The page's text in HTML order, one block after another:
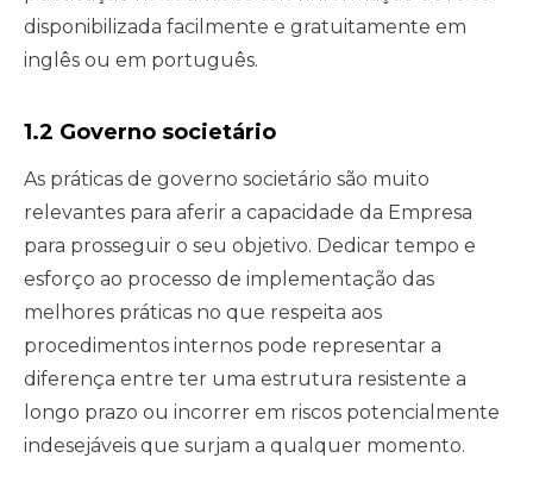
disponibilizada facilmente e gratuitamente em
inglês ou em português.
1.2 Governo societário
As práticas de governo societário são muito
relevantes para aferir a capacidade da Empresa
para prosseguir o seu objetivo. Dedicar tempo e
esforço ao processo de implementação das
melhores práticas no que respeita aos
procedimentos internos pode representar a
diferença entre ter uma estrutura resistente a
longo prazo ou incorrer em riscos potencialmente
indesejáveis que surjam a qualquer momento.